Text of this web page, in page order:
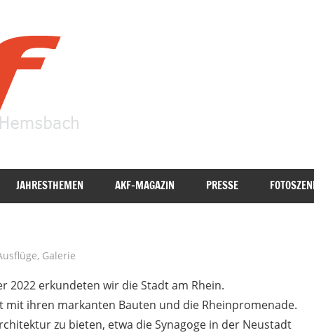
JAHRESTHEMEN AKF-MAGAZIN PRESSE
, Galerie
2022 erkundeten wir die Stadt am Rhein.
ihren markanten Bauten und die Rheinpromenade.
zu bieten, etwa die Synagoge in der Neustadt